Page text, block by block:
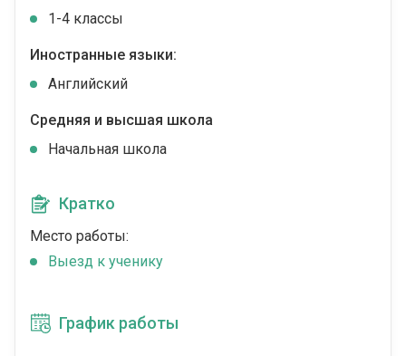
1-4 классы
Иностранные языки:
Английский
Средняя и высшая школа
Начальная школа
Кратко
Место работы:
Выезд к ученику
График работы